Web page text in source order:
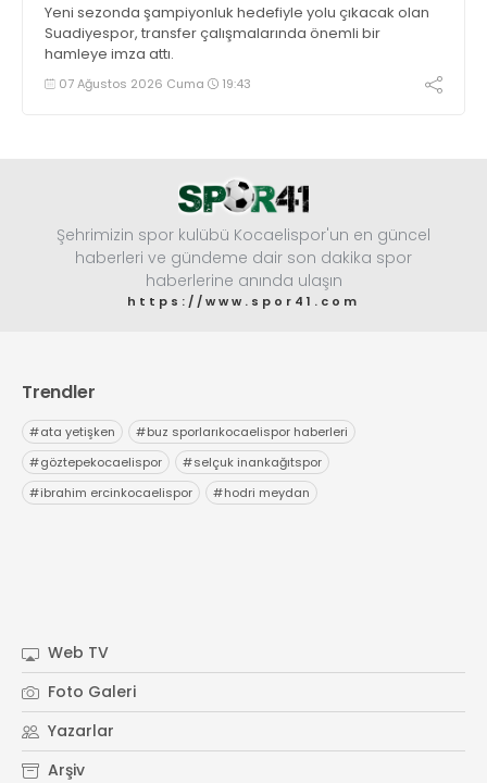
Yeni sezonda şampiyonluk hedefiyle yolu çıkacak olan
Suadiyespor, transfer çalışmalarında önemli bir
hamleye imza attı.
07 Ağustos 2026 Cuma 19:43
Şehrimizin spor kulübü Kocaelispor'un en güncel
haberleri ve gündeme dair son dakika spor
haberlerine anında ulaşın
https://www.spor41.com
Trendler
#ata yetişken #buz sporlarıkocaelispor haberleri
#göztepekocaelispor #selçuk inankağıtspor
#ibrahim ercinkocaelispor #hodri meydan
Web TV
Foto Galeri
Yazarlar
Arşiv